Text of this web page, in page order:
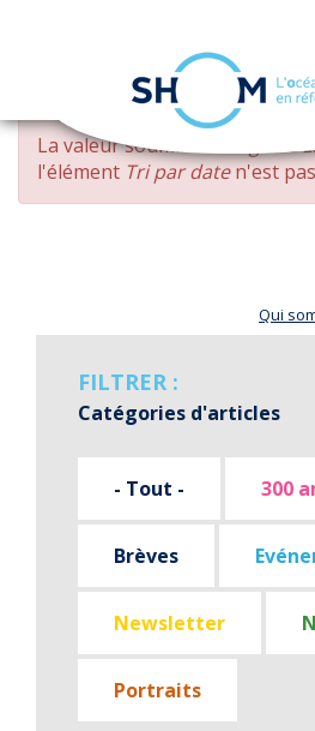
Aller
contenu
principal
MESSAGE
D'ERREUR
La valeur soumise changed
l'élément Tri par daten'est
Qui
FILTRER :
Catégories d'articles
- Tout - 300
Brèves
Newsletter
Portraits